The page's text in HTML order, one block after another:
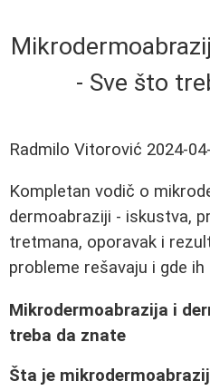
- Sve što
Radmilo Vitorović 2024-
Kompletan vodič o
dermoabraziji - iskustva,
tretmana, oporavak i
probleme rešavaju i gde ih
Mikrodermoabrazija i
treba da znate
Šta je